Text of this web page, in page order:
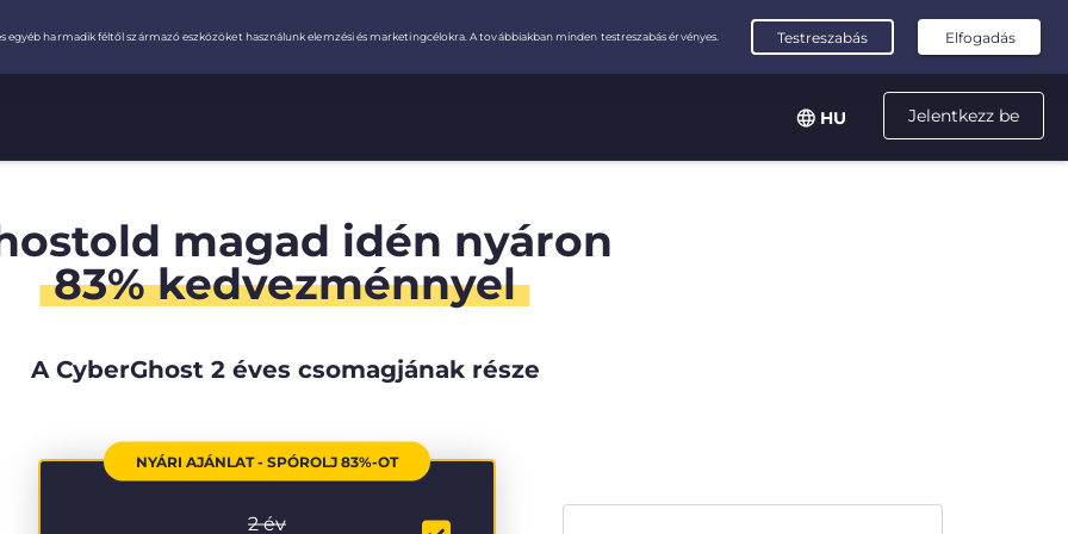
Jelentkezz be
HU
magad idén nyáron
83% kedvezménnyel
A CyberGhost 2 éves csomagjának része
NYÁRI AJÁNLAT - SPÓROLJ 83%-OT
2 év